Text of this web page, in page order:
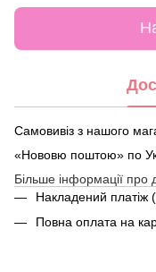
Самовивіз з нашого
«Нововю поштою» по
Більше інформації про
Накладений платіж
Повна оплата на